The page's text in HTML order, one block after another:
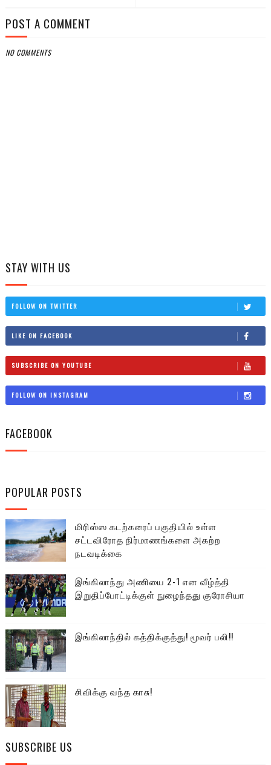
POST A COMMENT
NO COMMENTS
STAY WITH US
FOLLOW ON TWITTER
LIKE ON FACEBOOK
SUBSCRIBE ON YOUTUBE
FOLLOW ON INSTAGRAM
FACEBOOK
POPULAR POSTS
மிரிஸ்ஸ கடற்கரைப் பகுதியில் உள்ள
சட்டவிரோத நிர்மாணங்களை அகற்ற
நடவடிக்கை
இங்கிலாந்து அணியை 2-1 என வீழ்த்தி
இறுதிப்போட்டிக்குள் நுழைந்தது குரோசியா
இங்கிலாந்தில் கத்திக்குத்து! மூவர் பலி!!
சிவிக்கு வந்த காசு!
SUBSCRIBE US